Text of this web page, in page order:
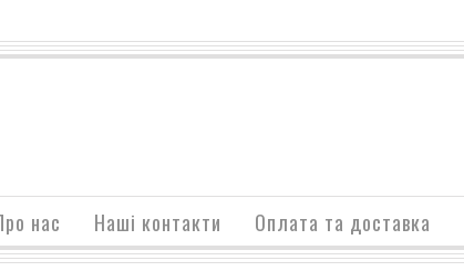
нас Наші контакти Оплата та доставка